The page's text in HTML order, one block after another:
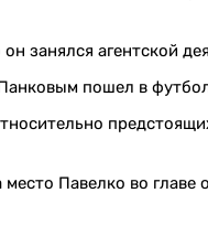
занялся агентской
пошел в
Павелко во главе